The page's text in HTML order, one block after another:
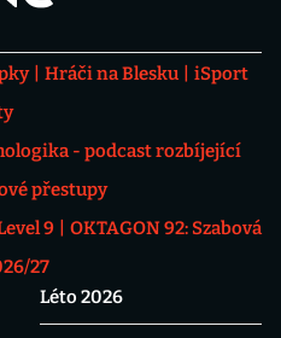
Hráči na Blesku
iSport
- podcast rozbíjející
přestupy
9
OKTAGON 92: Szabová
27
Léto 2026